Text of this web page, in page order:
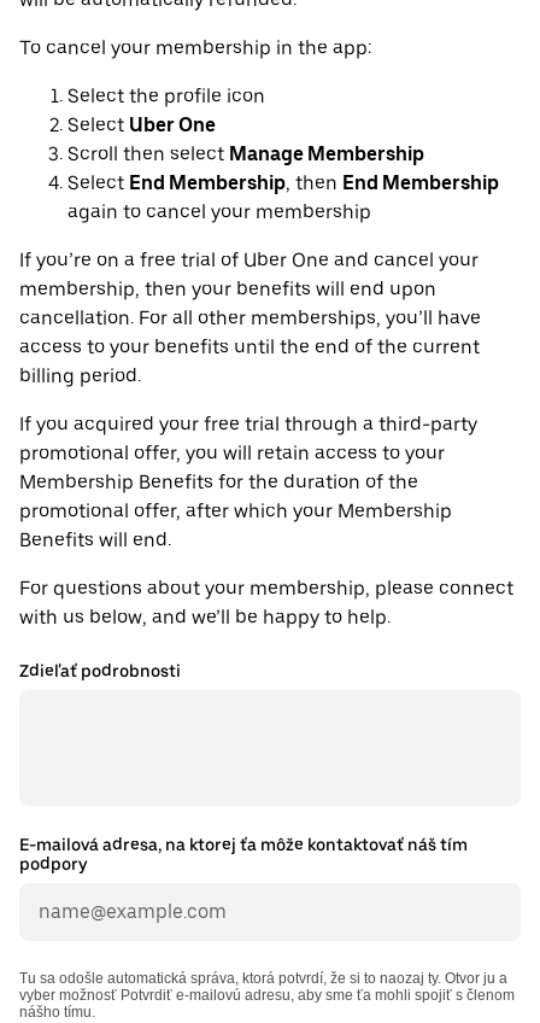
To cancel your membership in the app:
Select the profile icon
Select Uber One
Scroll then select Manage Membership
Select End Membership, then End Membership
again to cancel your membership
If you’re on a free trial of Uber One and cancel your
membership, then your benefits will end upon
cancellation. For all other memberships, you’ll have
access to your benefits until the end of the current
billing period.
If you acquired your free trial through a third-party
promotional offer, you will retain access to your
Membership Benefits for the duration of the
promotional offer, after which your Membership
Benefits will end.
For questions about your membership, please connect
with us below, and we’ll be happy to help.
Zdieľať podrobnosti
E-mailová adresa, na ktorej ťa môže kontaktovať náš tím
podpory
Tu sa odošle automatická správa, ktorá potvrdí, že si to naozaj ty. Otvor ju a
vyber možnosť Potvrdiť e-mailovú adresu, aby sme ťa mohli spojiť s členom
nášho tímu.